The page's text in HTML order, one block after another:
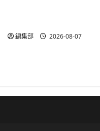
編集部 2026-08-07